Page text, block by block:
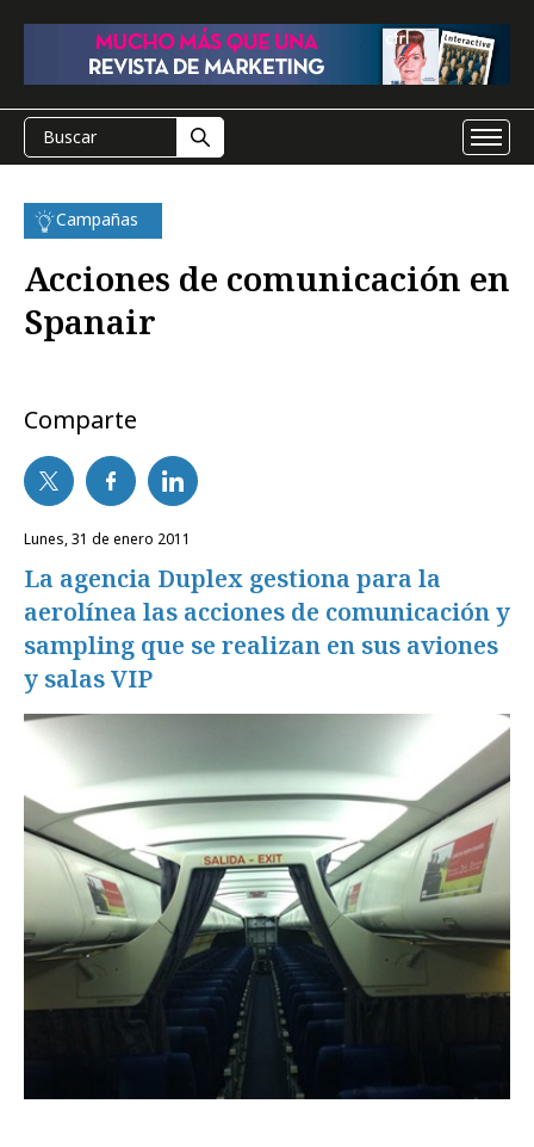
Campañas
Acciones de comunicación en
Spanair
Comparte
lunes, 31 de enero 2011
La agencia Duplex gestiona para la
aerolínea las acciones de comunicación y
sampling que se realizan en sus aviones
y salas VIP